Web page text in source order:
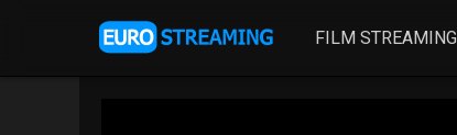
FILM STREAMING